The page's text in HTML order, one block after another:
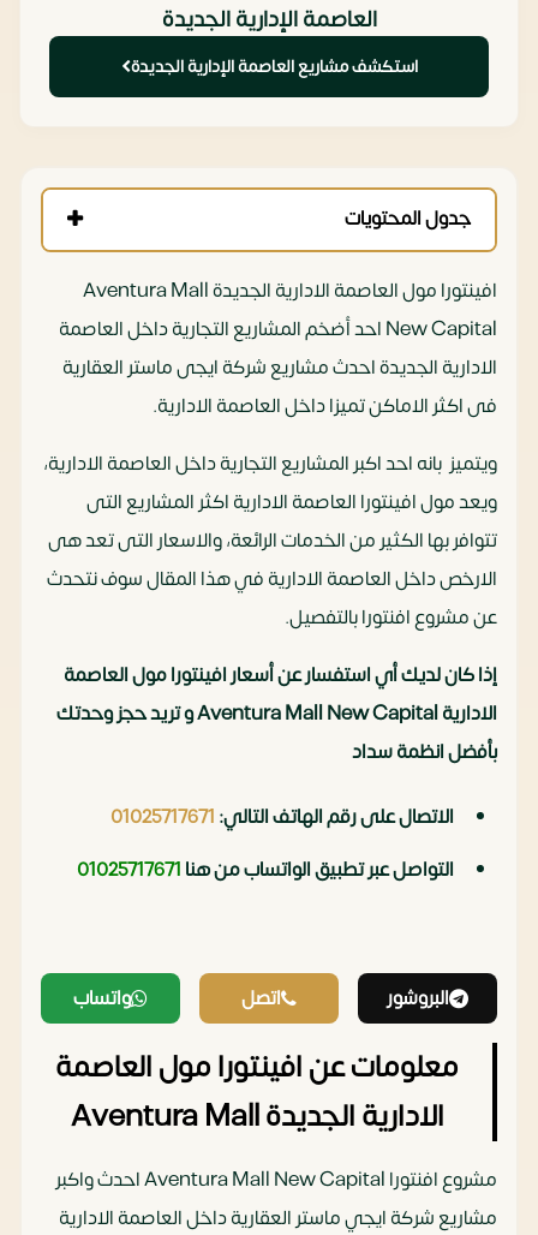
العاصمة الإدارية الجديدة
استكشف مشاريع العاصمة الإدارية الجديدة
جدول المحتويات
افينتورا مول العاصمة الادارية الجديدة Aventura Mall
New Capital احد أضخم المشاريع التجارية داخل العاصمة
الادارية الجديدة احدث مشاريع شركة ايجى ماستر العقارية
فى اكثر الاماكن تميزا داخل العاصمة الادارية.
ويتميز بانه احد اكبر المشاريع التجارية داخل العاصمة الادارية،
ويعد مول افينتورا العاصمة الادارية اكثر المشاريع التى
تتوافر بها الكثير من الخدمات الرائعة، والاسعار التى تعد هى
الارخص داخل العاصمة الادارية في هذا المقال سوف نتحدث
عن مشروع افنتورا بالتفصيل.
إذا كان لديك أي استفسار عن أسعار افينتورا مول العاصمة
الادارية Aventura Mall New Capital و تريد حجز وحدتك
بأفضل انظمة سداد
الاتصال على رقم الهاتف التالي:01025717671
التواصل عبر تطبيق الواتساب من هنا01025717671
البروشور اتصل واتساب
معلومات عن افينتورا مول العاصمة
الادارية الجديدة Aventura Mall
مشروع افنتورا Aventura Mall New Capital احدث واكبر
مشاريع شركة ايجي ماستر العقارية داخل العاصمة الادارية